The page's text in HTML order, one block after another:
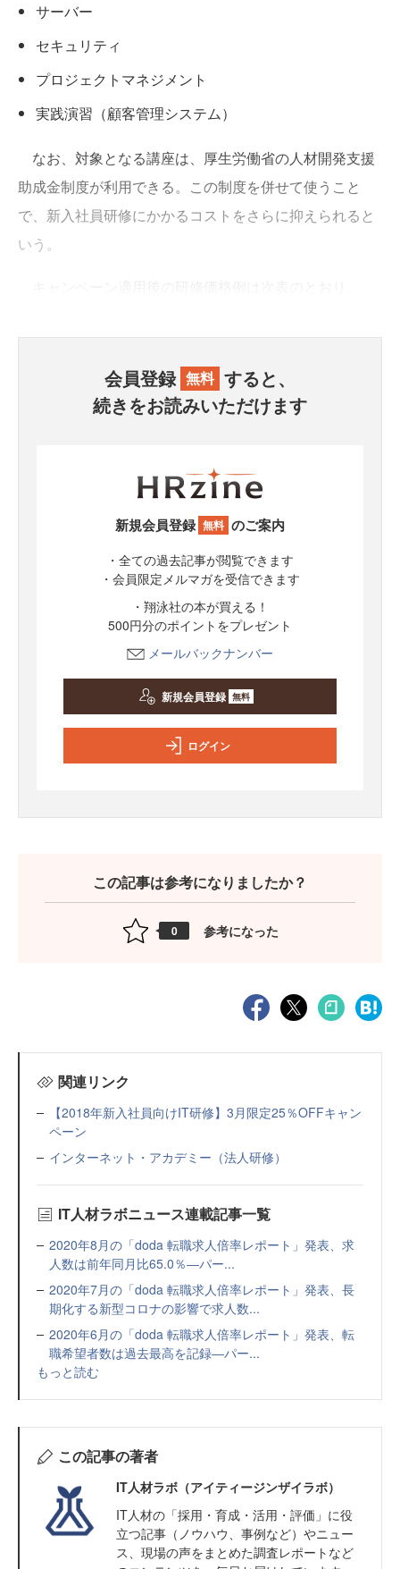
サーバー
セキュリティ
プロジェクトマネジメント
実践演習（顧客管理システム）
なお、対象となる講座は、厚生労働省の人材開発支援
助成金制度が利用できる。この制度を併せて使うこと
で、新入社員研修にかかるコストをさらに抑えられると
いう。
会員登録 無料 すると、
続きをお読みいただけます
新規会員登録 無料 のご案内
・全ての過去記事が閲覧できます
・会員限定メルマガを受信できます
・翔泳社の本が買える！
500円分のポイントをプレゼント
メールバックナンバー
新規会員登録 無料
ログイン
この記事は参考になりましたか？
0 参考になった
関連リンク
【2018年新入社員向けIT研修】3月限定25％OFFキャン
ペーン
インターネット・アカデミー（法人研修）
IT人材ラボニュース連載記事一覧
2020年8月の「doda 転職求人倍率レポート」発表、求
人数は前年同月比65.0％―パー...
2020年7月の「doda 転職求人倍率レポート」発表、長
期化する新型コロナの影響で求人数...
2020年6月の「doda 転職求人倍率レポート」発表、転
職希望者数は過去最高を記録―パー...
もっと読む
この記事の著者
IT人材ラボ（アイティージンザイラボ）
IT⼈材の「採⽤・育成・活⽤・評価」に役
⽴つ記事（ノウハウ、事例など）やニュー
ス、現場の声をまとめた調査レポートなど